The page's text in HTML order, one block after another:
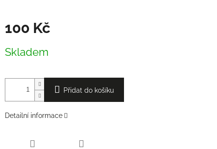
100 Kč
cena:
Skladem
Přidat do košíku
Detailní informace